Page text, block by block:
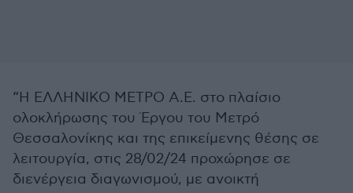
“Η ΕΛΛΗΝΙΚΟ ΜΕΤΡΟ Α.Ε. στο πλαίσιο
ολοκλήρωσης του Έργου του Μετρό
Θεσσαλονίκης και της επικείμενης θέσης σε
λειτουργία, στις 28/02/24 προχώρησε σε
διενέργεια διαγωνισμού, με ανοικτή